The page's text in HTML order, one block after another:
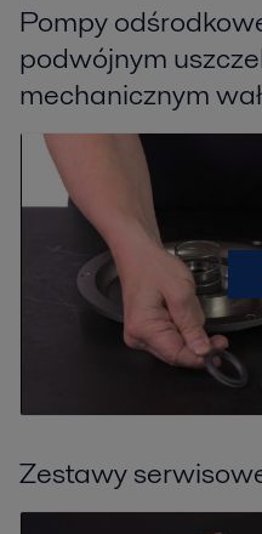
Pompy
podwójnym
mechanicznym
Zestawy